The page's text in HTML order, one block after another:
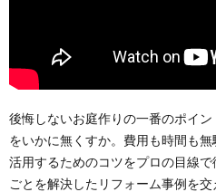
後悔しないお庭作りの一番のポイン
をいかに無くすか。費用も時間も
活用するためのコツをプロの目線
ごとを解決したリフォーム事例を